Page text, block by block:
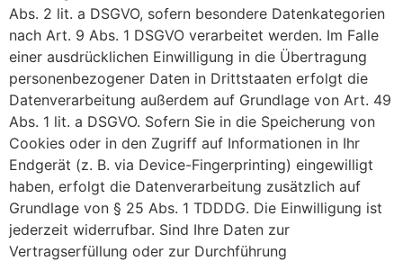
Abs. 2 lit. a DSGVO, sofern besondere Datenkategorien
nach Art. 9 Abs. 1 DSGVO verarbeitet werden. Im Falle
einer ausdrücklichen Einwilligung in die Übertragung
personenbezogener Daten in Drittstaaten erfolgt die
Datenverarbeitung außerdem auf Grundlage von Art. 49
Abs. 1 lit. a DSGVO. Sofern Sie in die Speicherung von
Cookies oder in den Zugriff auf Informationen in Ihr
Endgerät (z. B. via Device-Fingerprinting) eingewilligt
haben, erfolgt die Datenverarbeitung zusätzlich auf
Grundlage von § 25 Abs. 1 TDDDG. Die Einwilligung ist
jederzeit widerrufbar. Sind Ihre Daten zur
Vertragserfüllung oder zur Durchführung